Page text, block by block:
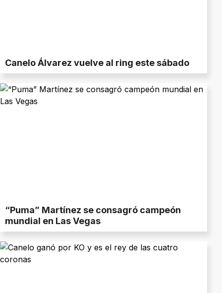
Canelo Álvarez vuelve al ring este sábado
“Puma” Martínez se consagró campeón
mundial en Las Vegas